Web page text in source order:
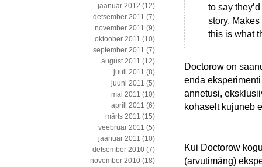
to say
story.
this is what
Doctorow on
enda
annetusi,
kohaselt kujuneb
Kui Doctorow
(arvutimäng)
jaanuar 2012 (12)
detsember 2011 (7)
november 2011 (9)
oktoober 2011 (10)
september 2011 (7)
august 2011 (12)
juuli 2011 (8)
juuni 2011 (5)
mai 2011 (10)
aprill 2011 (6)
märts 2011 (15)
veebruar 2011 (5)
jaanuar 2011 (10)
detsember 2010 (7)
november 2010 (18)